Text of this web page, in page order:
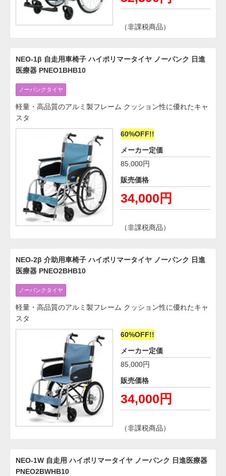
（非課税商品）
NEO-1β 自走用車椅子 ハイポリマータイヤ ノーパンク 日進
医療器 PNEO1BHB10
ノーパンクタイヤ
軽量・高品質のアルミ製フレーム クッション性に優れたキャ
スタ
60%OFF!!
メーカー定価
85,000円
販売価格
34,000円
（非課税商品）
NEO-2β 介助用車椅子 ハイポリマータイヤ ノーパンク 日進
医療器 PNEO2BHB10
ノーパンクタイヤ
軽量・高品質のアルミ製フレーム クッション性に優れたキャ
スタ
60%OFF!!
メーカー定価
85,000円
販売価格
34,000円
（非課税商品）
NEO-1W 自走用 ハイポリマータイヤ ノーパンク 日進医療器
PNEO2BWHB10